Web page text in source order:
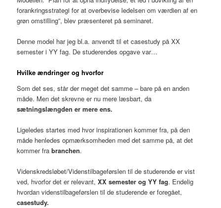
forankringsstrategi for at overbevise ledelsen om værdien af en
grøn omstilling”, blev præsenteret på seminaret.
Denne model har jeg bl.a. anvendt til et casestudy på XX
semester i YY fag. De studerendes opgave var…
Hvilke ændringer og hvorfor
Som det ses, står der meget det samme – bare på en anden
måde. Men det skrevne er nu mere læsbart, da
sætningslængden er mere ens.
Ligeledes startes med hvor inspirationen kommer fra, på den
måde henledes opmærksomheden med det samme på, at det
kommer frabranchen.
Videnskredsløbet/Videnstilbageførslen til de studerende er vist
ved, hvorfor det er relevant,XX semester og YY fag. Endelig
hvordan videnstilbageførslen til de studerende er foregået,
casestudy.